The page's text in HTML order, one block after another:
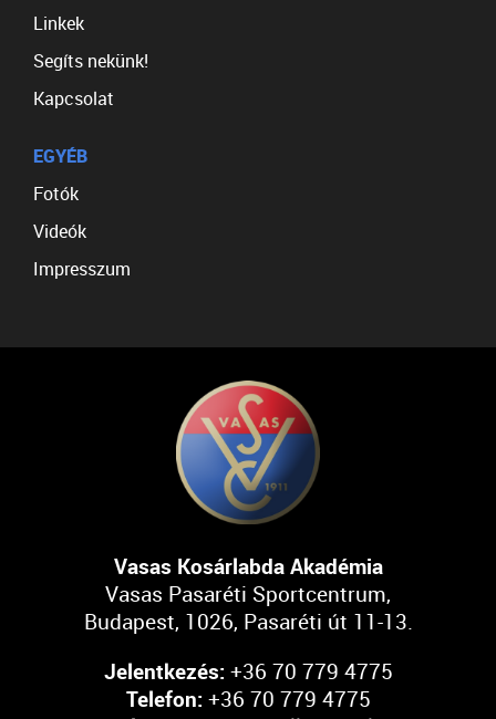
Linkek
Segíts nekünk!
Kapcsolat
EGYÉB
Fotók
Videók
Impresszum
Vasas Kosárlabda Akadémia
Vasas Pasaréti Sportcentrum,
Budapest, 1026, Pasaréti út 11-13.
Jelentkezés: +36 70 779 4775
Telefon: +36 70 779 4775